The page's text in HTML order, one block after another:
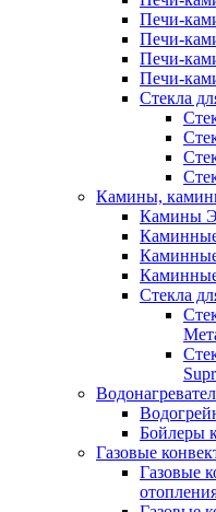
Печи-
Печи-
Печи-
Печи-
Стекла
Камины,
Камины
Стекла
Бойлеры
Газовые
Газовые